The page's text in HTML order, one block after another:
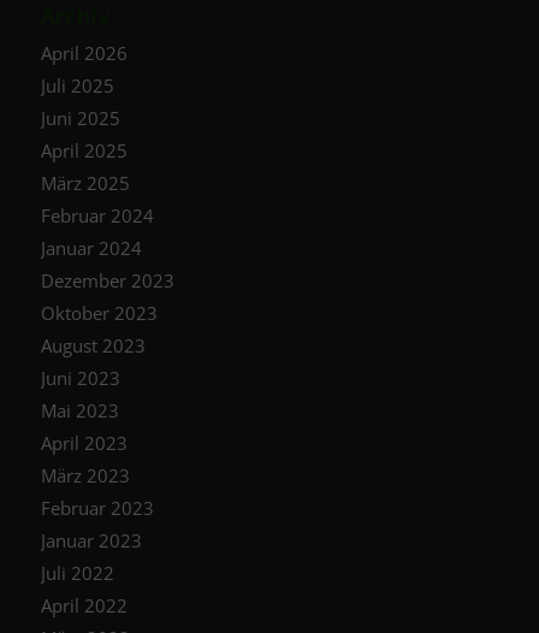
April 2026
Juli 2025
Juni 2025
April 2025
März 2025
Februar 2024
Januar 2024
Dezember 2023
Oktober 2023
August 2023
Juni 2023
Mai 2023
April 2023
März 2023
Februar 2023
Januar 2023
Juli 2022
April 2022